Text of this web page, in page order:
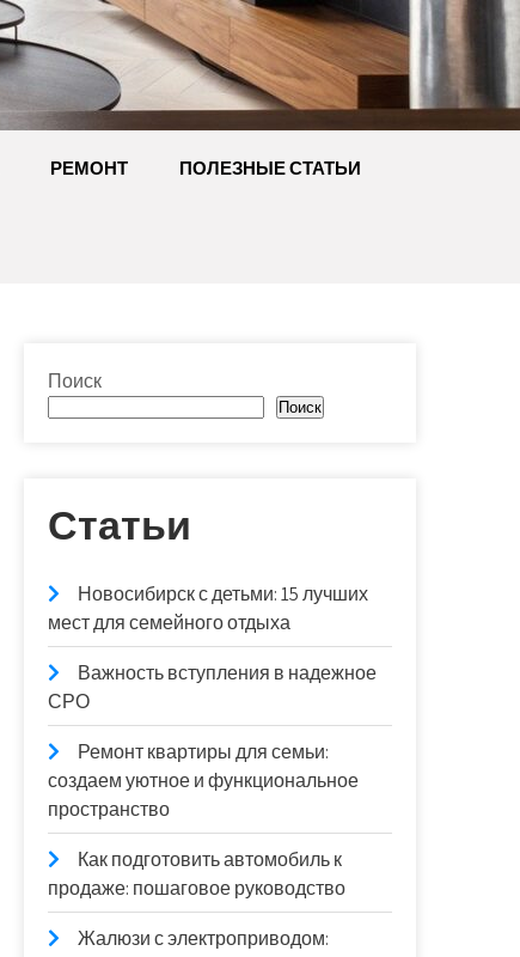
РЕМОНТ ПОЛЕЗНЫЕ СТАТЬИ
Поиск
Поиск
Статьи
Новосибирск с детьми: 15 лучших
мест для семейного отдыха
Важность вступления в надежное
СРО
Ремонт квартиры для семьи:
создаем уютное и функциональное
пространство
Как подготовить автомобиль к
продаже: пошаговое руководство
Жалюзи с электроприводом: